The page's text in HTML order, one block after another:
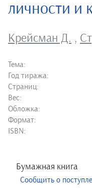
личности и
Крейсман Д. ,
Тема:
Год тиража:
Страниц:
Вес:
Обложка:
Формат:
ISBN:
Бумажная книга
Сообщить о